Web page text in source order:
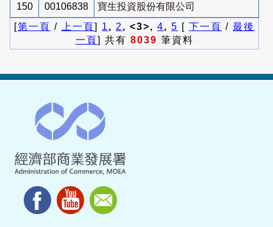
150 00106838
寶生投資股份有限公司
[第一頁 / 上一頁] 1 , 2 , <3>, 4, 5 [ 下一頁 / 最後
一頁] 共有 8039 筆資料